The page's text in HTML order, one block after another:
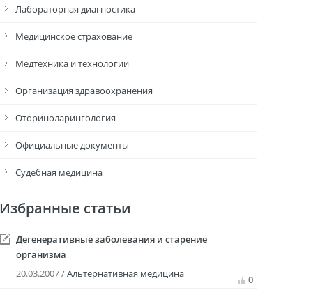
Лабораторная диагностика
Медицинское страхование
Медтехника и технологии
Организация здравоохранения
Оториноларингология
Официальные документы
Судебная медицина
Избранные статьи
Дегенеративные заболевания и старение
организма
20.03.2007 /Альтернативная медицина
0